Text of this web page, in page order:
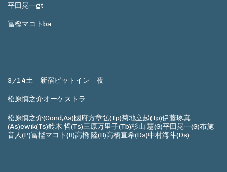
平田晃一gt
冨樫マコトba
3/14土 新宿ピットイン 夜
松原慎之介オーケストラ
松原慎之介(Cond,As)國府方章弘(Tp)菊地立起(Tp)伊藤琢真
(As)ewik(Ts)鈴木 哲(Ts)三原万里子(Tb)杉山 慧(G)平田晃一(G)布施
音人(P)冨樫マコト(B)高橋 陸(B)高橋直希(Ds)中村海斗(Ds)